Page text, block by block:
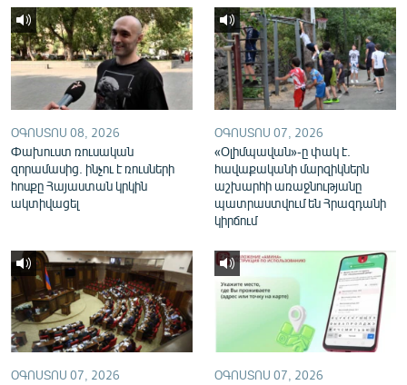
English
Русский
ՀԵՏԵՎԵՔ ՄԵԶ
«Ազատության» բոլոր կայքերը
ՕԳՈՍՏՈՍ 08, 2026
Փախուստ ռուսական
զորամասից. ինչու է ռուսների
հոսքը Հայաստան կրկին
ակտիվացել
ՕԳՈՍՏՈՍ 07, 2026
«Օլիմպավան»-ը փակ է.
հավաքականի մարզիկներն
աշխարհի առաջնությանը
պատրաստվում են Հրազդանի
կիրճում
ՕԳՈՍՏՈՍ 07, 2026 ՕԳՈՍՏՈՍ 07, 2026